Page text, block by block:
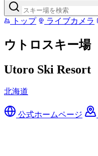
トップ ライブカメラ
ウトロスキー場
Utoro Ski Resort
北海道
公式ホームページ